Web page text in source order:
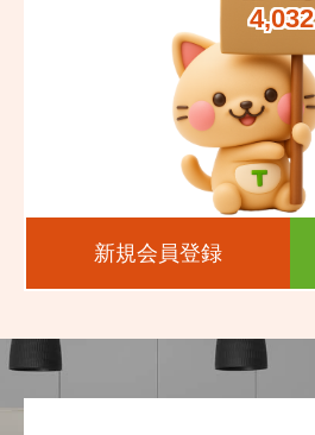
4,032
新規会員登録